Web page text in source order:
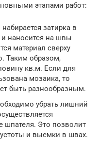
этапами работ:
затирка в
наносится на швы
материал сверху
Таким образом,
кв.м. Если для
мозаика, то
быть разнообразным.
убрать лишний
шпателя. Это позволит
и выемки в швах.